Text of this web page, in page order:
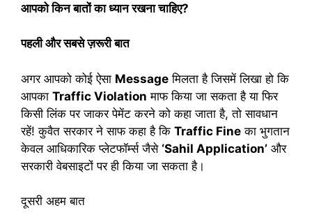
आपको किन बातों का ध्यान रखना चाहिए?
पहली और सबसे ज़रूरी बात
अगर आपको कोई ऐसा Message मिलता है जिसमें लिखा हो कि
आपका Traffic Violation माफ किया जा सकता है या फिर
किसी लिंक पर जाकर पेमेंट करने को कहा जाता है, तो सावधान
रहें! कुवैत सरकार ने साफ कहा है कि Traffic Fine का भुगतान
केवल आधिकारिक प्लेटफॉर्म्स जैसे ‘Sahil Application’ और
सरकारी वेबसाइटों पर ही किया जा सकता है।
दूसरी अहम बात